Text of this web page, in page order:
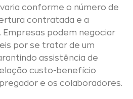
varia conforme o número de
contratada e a
Empresas podem negociar
por se tratar de um
assistência de
custo-benefício
e os colaboradores.